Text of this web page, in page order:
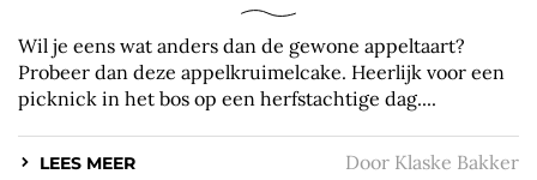
Wil je eens wat anders dan de gewone appeltaart?
Probeer dan deze appelkruimelcake. Heerlijk voor een
picknick in het bos op een herfstachtige dag....
LEES MEER Door Klaske Bakker